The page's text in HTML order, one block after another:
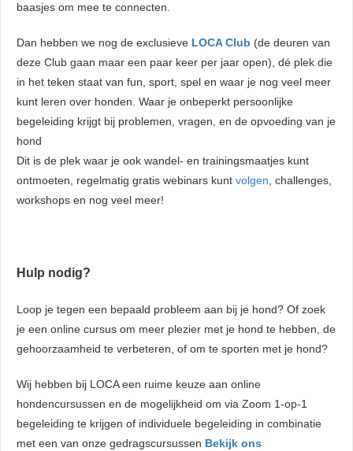
baasjes om mee te connecten.
Dan hebben we nog de exclusieve LOCA Club (de deuren van
deze Club gaan maar een paar keer per jaar open), dé plek die
in het teken staat van fun, sport, spel en waar je nog veel meer
kunt leren over honden. Waar je onbeperkt persoonlijke
begeleiding krijgt bij problemen, vragen, en de opvoeding van je
hond
Dit is de plek waar je ook wandel- en trainingsmaatjes kunt
ontmoeten, regelmatig gratis webinars kunt volgen , challenges,
workshops en nog veel meer!
Hulp nodig?
Loop je tegen een bepaald probleem aan bij je hond? Of zoek
je een online cursus om meer plezier met je hond te hebben, de
gehoorzaamheid te verbeteren, of om te sporten met je hond?
Wij hebben bij LOCA een ruime keuze aan online
hondencursussen en de mogelijkheid om via Zoom 1-op-1
begeleiding te krijgen of individuele begeleiding in combinatie
met een van onze gedragscursussen Bekijk ons